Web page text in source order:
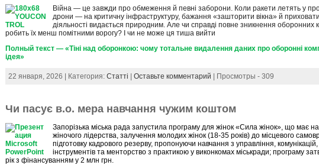
Війна — це завжди про обмеження й певні заборони. Коли ракети летять у
дрони — на критичну інфраструктуру, бажання «зашторити вікна» й приховати
діяльності видається природним. Але чи справді повне зникнення оборонних
робить їх менш помітними ворогу? І чи не може ця тиша вийти
Полный текст — «Тіні над оборонкою: чому тотальне видалення даних про оборонні
ідея»
22 января, 2026 | Категория:Статті |Оставьте комментарий | Просмотры - 309
Чи пасує в.о. мера навчання чужим коштом
Запорізька міська рада запустила програму для жінок «Сила жінок», що має
жіночого лідерства, залучення молодих жінок (18-35 років) до місцевого
підготовку кадрового резерву, пропонуючи навчання з управління,
інструментів та менторство з практикою у виконкомах міськради; програму
рік з фінансуванням у 2 млн грн.